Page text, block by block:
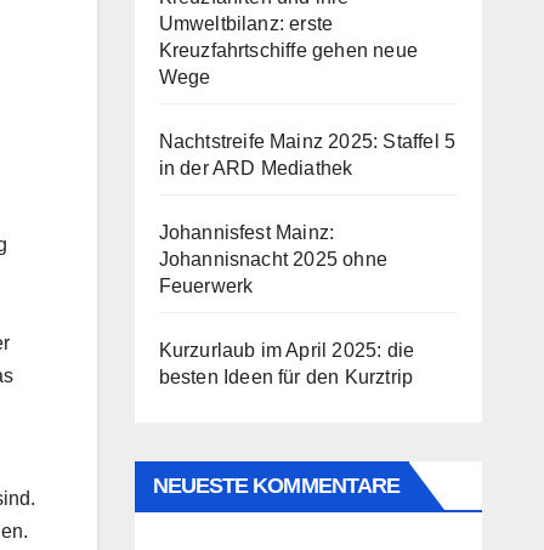
Umweltbilanz: erste
Kreuzfahrtschiffe gehen neue
Wege
Nachtstreife Mainz 2025: Staffel 5
in der ARD Mediathek
Johannisfest Mainz:
Johannisnacht 2025 ohne
Feuerwerk
Kurzurlaub im April 2025: die
besten Ideen für den Kurztrip
NEUESTE KOMMENTARE